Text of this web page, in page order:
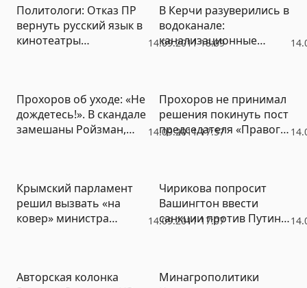
14.09.2011 18:09
Политологи: Отказ ПР
вернуть русский язык в
кинотеатры
В Керчи разуверились в
водоканале:
канализационные
14.09.2011 17:57
Прохоров об уходе: «Не
дождетесь!». В скандале
замешаны Ройзман,
Прохоров не принимал
решения покинуть пост
председателя «Правого
14.09.2011 17:07
Крымский парламент
решил вызвать «на
ковер» министра
Чирикова попросит
Вашингтон ввести
санкции против Путина
Авторская колонка
Минагрополитики